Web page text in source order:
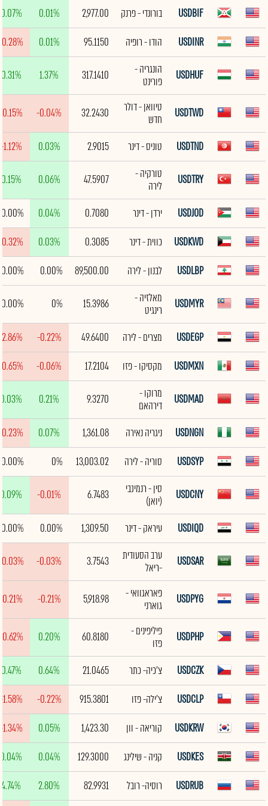
USDBIF בורונדי - פרנק 2,977.00
0.01%
0.07%
USDINR
הודו - רופיה 95.1150
0.01%
USDHUF
הונגריה -
פורינט
317.1410
1.37%
0.31%
USDTWD
טיוואן - דולר
חדש
32.2430
-0.04%
-0.15%
USDTND טוניס - דינר 2.9015
0.03%
-1.12%
USDTRY
טורקיה -
לירה
47.5907
0.06%
0.15%
USDJOD ירדן - דינר 0.7080
0.04%
0.00%
USDKWD
כווית - דינר 0.3085
0.03%
USDLBP
לבנון - לירה 89,500.00
0.00%
0.00%
USDMYR
מאלזיה -
רינגיט
15.3986
0%
0.00%
USDEGP מצרים - לירה 49.6400
-0.22%
-2.86%
USDMXN
מקסיקו - פזו 17.2104
-0.06%
USDMAD
מרוקו -
דירהאם
9.3270
0.21%
0.03%
USDNGN ניגריה נאירה 1,361.08
0.07%
USDSYP
סוריה - לירה 13,003.02
0%
0.00%
USDCNY
סין - רנמינבי
(יואן)
6.7483
-0.01%
0.09%
USDIQD עיראק - דינר 1,309.50
0.00%
0.00%
USDSAR
ערב הסעודית
-ריאל
3.7543
-0.03%
USDPYG
פאראגוואי -
גוארני
5,918.98
-0.21%
-0.21%
USDPHP
פיליפינים -
פזו
60.8180
0.20%
USDCZK צ'כיה- כתר 21.0465
0.64%
0.47%
USDCLP
צ'ילה- פזו 915.3801
-0.22%
-1.58%
USDKRW
קוריאה - וון 1,423.30
0.05%
-1.34%
USDKES
קניה - שילינג 129.3000
0.04%
0.04%
USDRUB
רוסיה- רובל 82.9931
2.80%
4.74%